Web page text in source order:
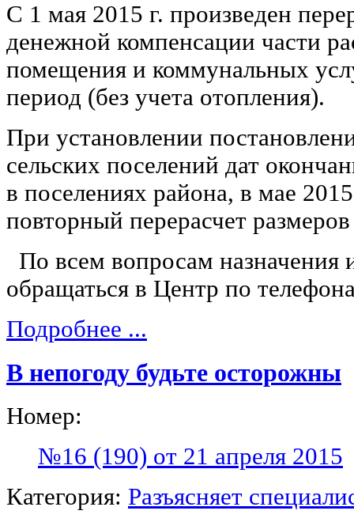
С 1 мая 2015 г. произведен
денежной компенсации части
помещения и коммунальных
период (без учета отопления).
При установлении
сельских поселений дат
в поселениях района, в мае
повторный перерасчет
По всем вопросам
обращаться в Центр по
Подробнее ...
В непогоду будьте осторожны
Номер:
№16 (190) от 21 апреля 2015
Категория: Разъясняет